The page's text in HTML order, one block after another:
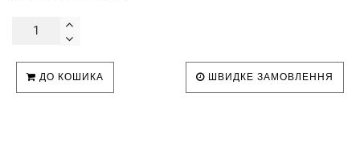
ДО КОШИКА ШВИДКЕ ЗАМОВЛЕННЯ